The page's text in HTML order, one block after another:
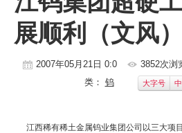
铜镍铅锌
铝
稀有稀土
科技
展顺利（文风）
2007年05月21日 0:0 3852次浏
类： 钨 大字号
江西稀有稀土金属钨业集团公司以三大项